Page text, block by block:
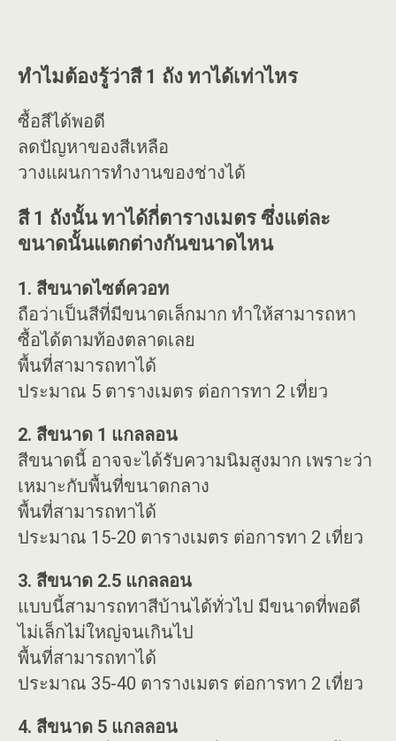
ทำไมต้องรู้ว่าสี 1 ถัง ทาได้เท่าไหร
ซื้อสีได้พอดี
ลดปัญหาของสีเหลือ
วางแผนการทำงานของช่างได้
สี 1 ถังนั้น ทาได้กี่ตารางเมตร ซึ่งแต่ละ
ขนาดนั้นแตกต่างกันขนาดไหน
1. สีขนาดไซต์ควอท
ถือว่าเป็นสีที่มีขนาดเล็กมาก ทำให้สามารถหา
ซื้อได้ตามท้องตลาดเลย
พื้นที่สามารถทาได้
ประมาณ 5 ตารางเมตร ต่อการทา 2 เที่ยว
2. สีขนาด 1 แกลลอน
สีขนาดนี้ อาจจะได้รับความนิมสูงมาก เพราะว่า
เหมาะกับพื้นที่ขนาดกลาง
พื้นที่สามารถทาได้
ประมาณ 15-20 ตารางเมตร ต่อการทา 2 เที่ยว
3. สีขนาด 2.5 แกลลอน
แบบนี้สามารถทาสีบ้านได้ทั่วไป มีขนาดที่พอดี
ไม่เล็กไม่ใหญ่จนเกินไป
พื้นที่สามารถทาได้
ประมาณ 35-40 ตารางเมตร ต่อการทา 2 เที่ยว
4. สีขนาด 5 แกลลอน